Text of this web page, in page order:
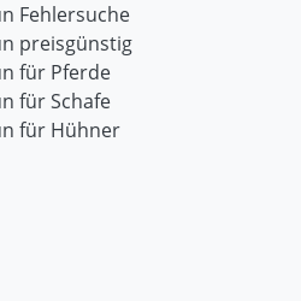
Fehlersuche
preisgünstig
für Pferde
für Schafe
für Hühner